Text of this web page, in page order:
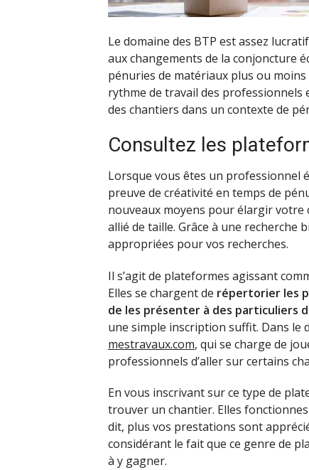
Le domaine des BTP est assez
aux changements de la conjoncture
pénuries de matériaux plus ou
rythme de travail des
des chantiers dans un contexte de
Consultez les
Lorsque vous êtes un professionnel
preuve de créativité en temps de
nouveaux moyens pour élargir votre
allié de taille. Grâce à une
appropriées pour vos recherches.
Il s’agit de plateformes agissant
Elles se chargent de répertorier les
de les présenter à des particuliers
une simple inscription suffit. Dans le
mestravaux.com, qui se charge de
professionnels d’aller sur certains
En vous inscrivant sur ce type de
trouver un chantier. Elles
dit, plus vos prestations sont
considérant le fait que ce genre de
à y gagner.